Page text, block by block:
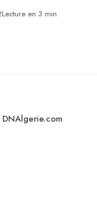
Lecture en 3 min